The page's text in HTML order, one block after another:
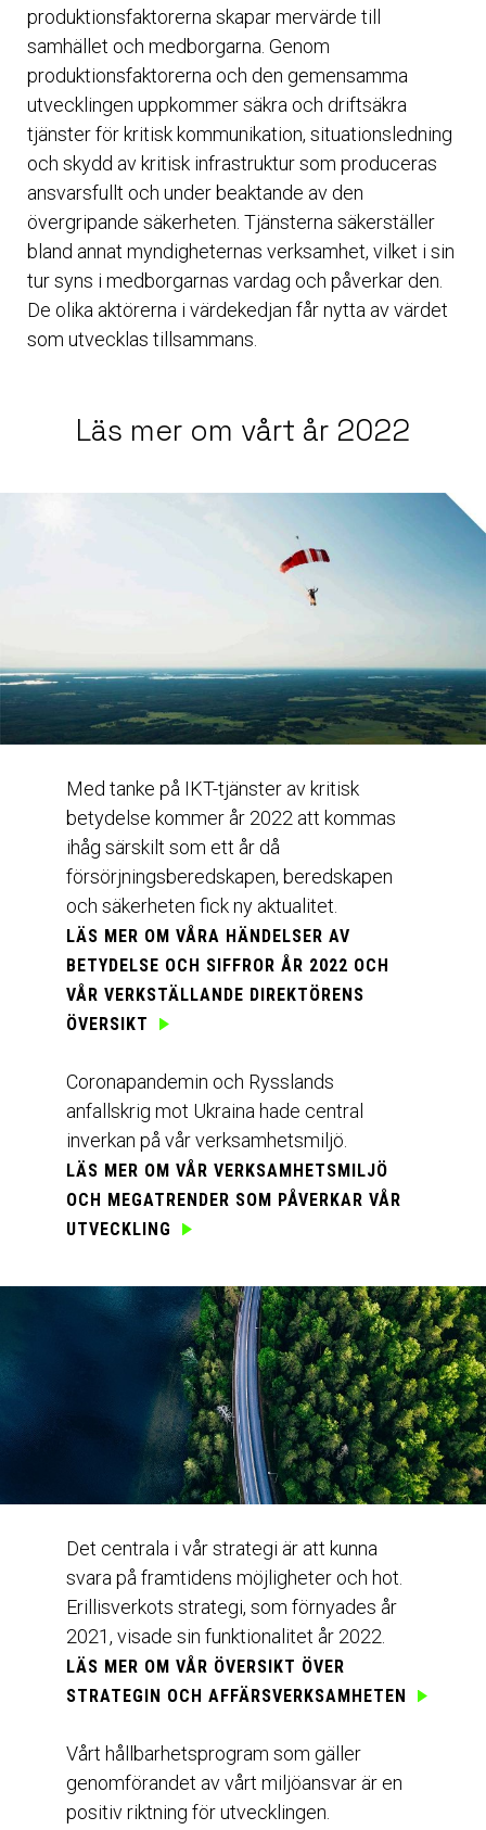
produktionsfaktorerna skapar mervärde till
samhället och medborgarna. Genom
produktionsfaktorerna och den gemensamma
utvecklingen uppkommer säkra och driftsäkra
tjänster för kritisk kommunikation, situationsledning
och skydd av kritisk infrastruktur som produceras
ansvarsfullt och under beaktande av den
övergripande säkerheten. Tjänsterna säkerställer
bland annat myndigheternas verksamhet, vilket i sin
tur syns i medborgarnas vardag och påverkar den.
De olika aktörerna i värdekedjan får nytta av värdet
som utvecklas tillsammans.
Läs mer om vårt år 2022
Med tanke på IKT-tjänster av kritisk
betydelse kommer år 2022 att kommas
ihåg särskilt som ett år då
försörjningsberedskapen, beredskapen
och säkerheten fick ny aktualitet.
LÄS MER OM VÅRA HÄNDELSER AV
BETYDELSE OCH SIFFROR ÅR 2022 OCH
VÅR VERKSTÄLLANDE DIREKTÖRENS
ÖVERSIKT
Coronapandemin och Rysslands
anfallskrig mot Ukraina hade central
inverkan på vår verksamhetsmiljö.
LÄS MER OM VÅR VERKSAMHETSMILJÖ
OCH MEGATRENDER SOM PÅVERKAR VÅR
UTVECKLING
Det centrala i vår strategi är att kunna
svara på framtidens möjligheter och hot.
Erillisverkots strategi, som förnyades år
2021, visade sin funktionalitet år 2022.
LÄS MER OM VÅR ÖVERSIKT ÖVER
STRATEGIN OCH AFFÄRSVERKSAMHETEN
Vårt hållbarhetsprogram som gäller
genomförandet av vårt miljöansvar är en
positiv riktning för utvecklingen.